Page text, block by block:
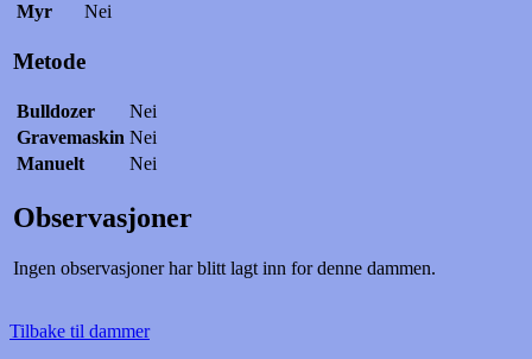
Myr
Nei
Metode
Bulldozer
Nei
Gravemaskin Nei
Manuelt
Nei
Observasjoner
Ingen observasjoner har blitt lagt inn for denne dammen.
Tilbake til dammer